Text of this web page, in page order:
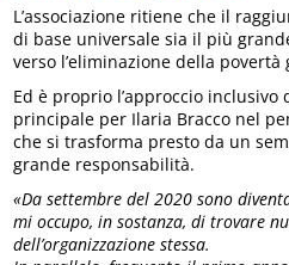
L’associazione ritiene che il
di base universale sia il più
verso l’eliminazione della povertà
Ed è proprio l’approccio
principale per Ilaria Bracco nel
che si trasforma presto da un
grande responsabilità.
«Da settembre del 2020 sono
mi occupo, in sostanza, di trovare
dell’organizzazione stessa.